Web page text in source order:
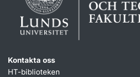
Kontakta oss
HT-biblioteken